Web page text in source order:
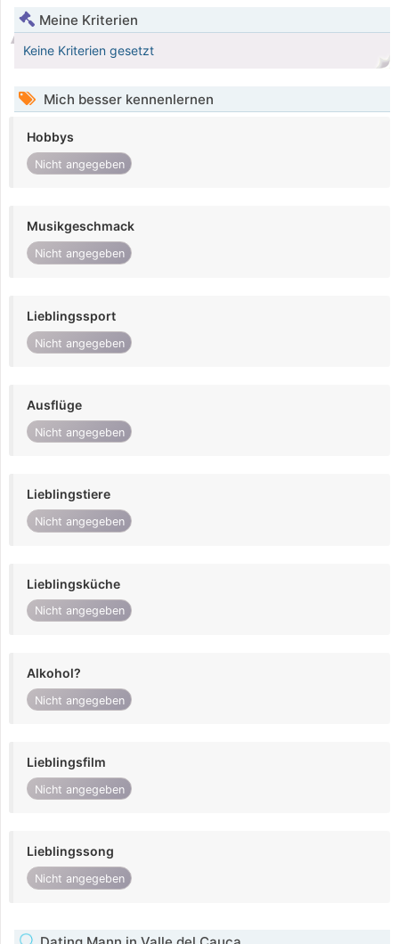
Meine Kriterien
Keine Kriterien gesetzt
Mich besser kennenlernen
Hobbys
Nicht angegeben
Musikgeschmack
Nicht angegeben
Lieblingssport
Nicht angegeben
Ausflüge
Nicht angegeben
Lieblingstiere
Nicht angegeben
Lieblingsküche
Nicht angegeben
Alkohol?
Nicht angegeben
Lieblingsfilm
Nicht angegeben
Lieblingssong
Nicht angegeben